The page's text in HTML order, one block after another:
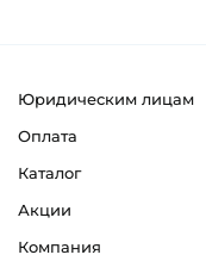
Юридическим лицам
Оплата
Каталог
Акции
Компания